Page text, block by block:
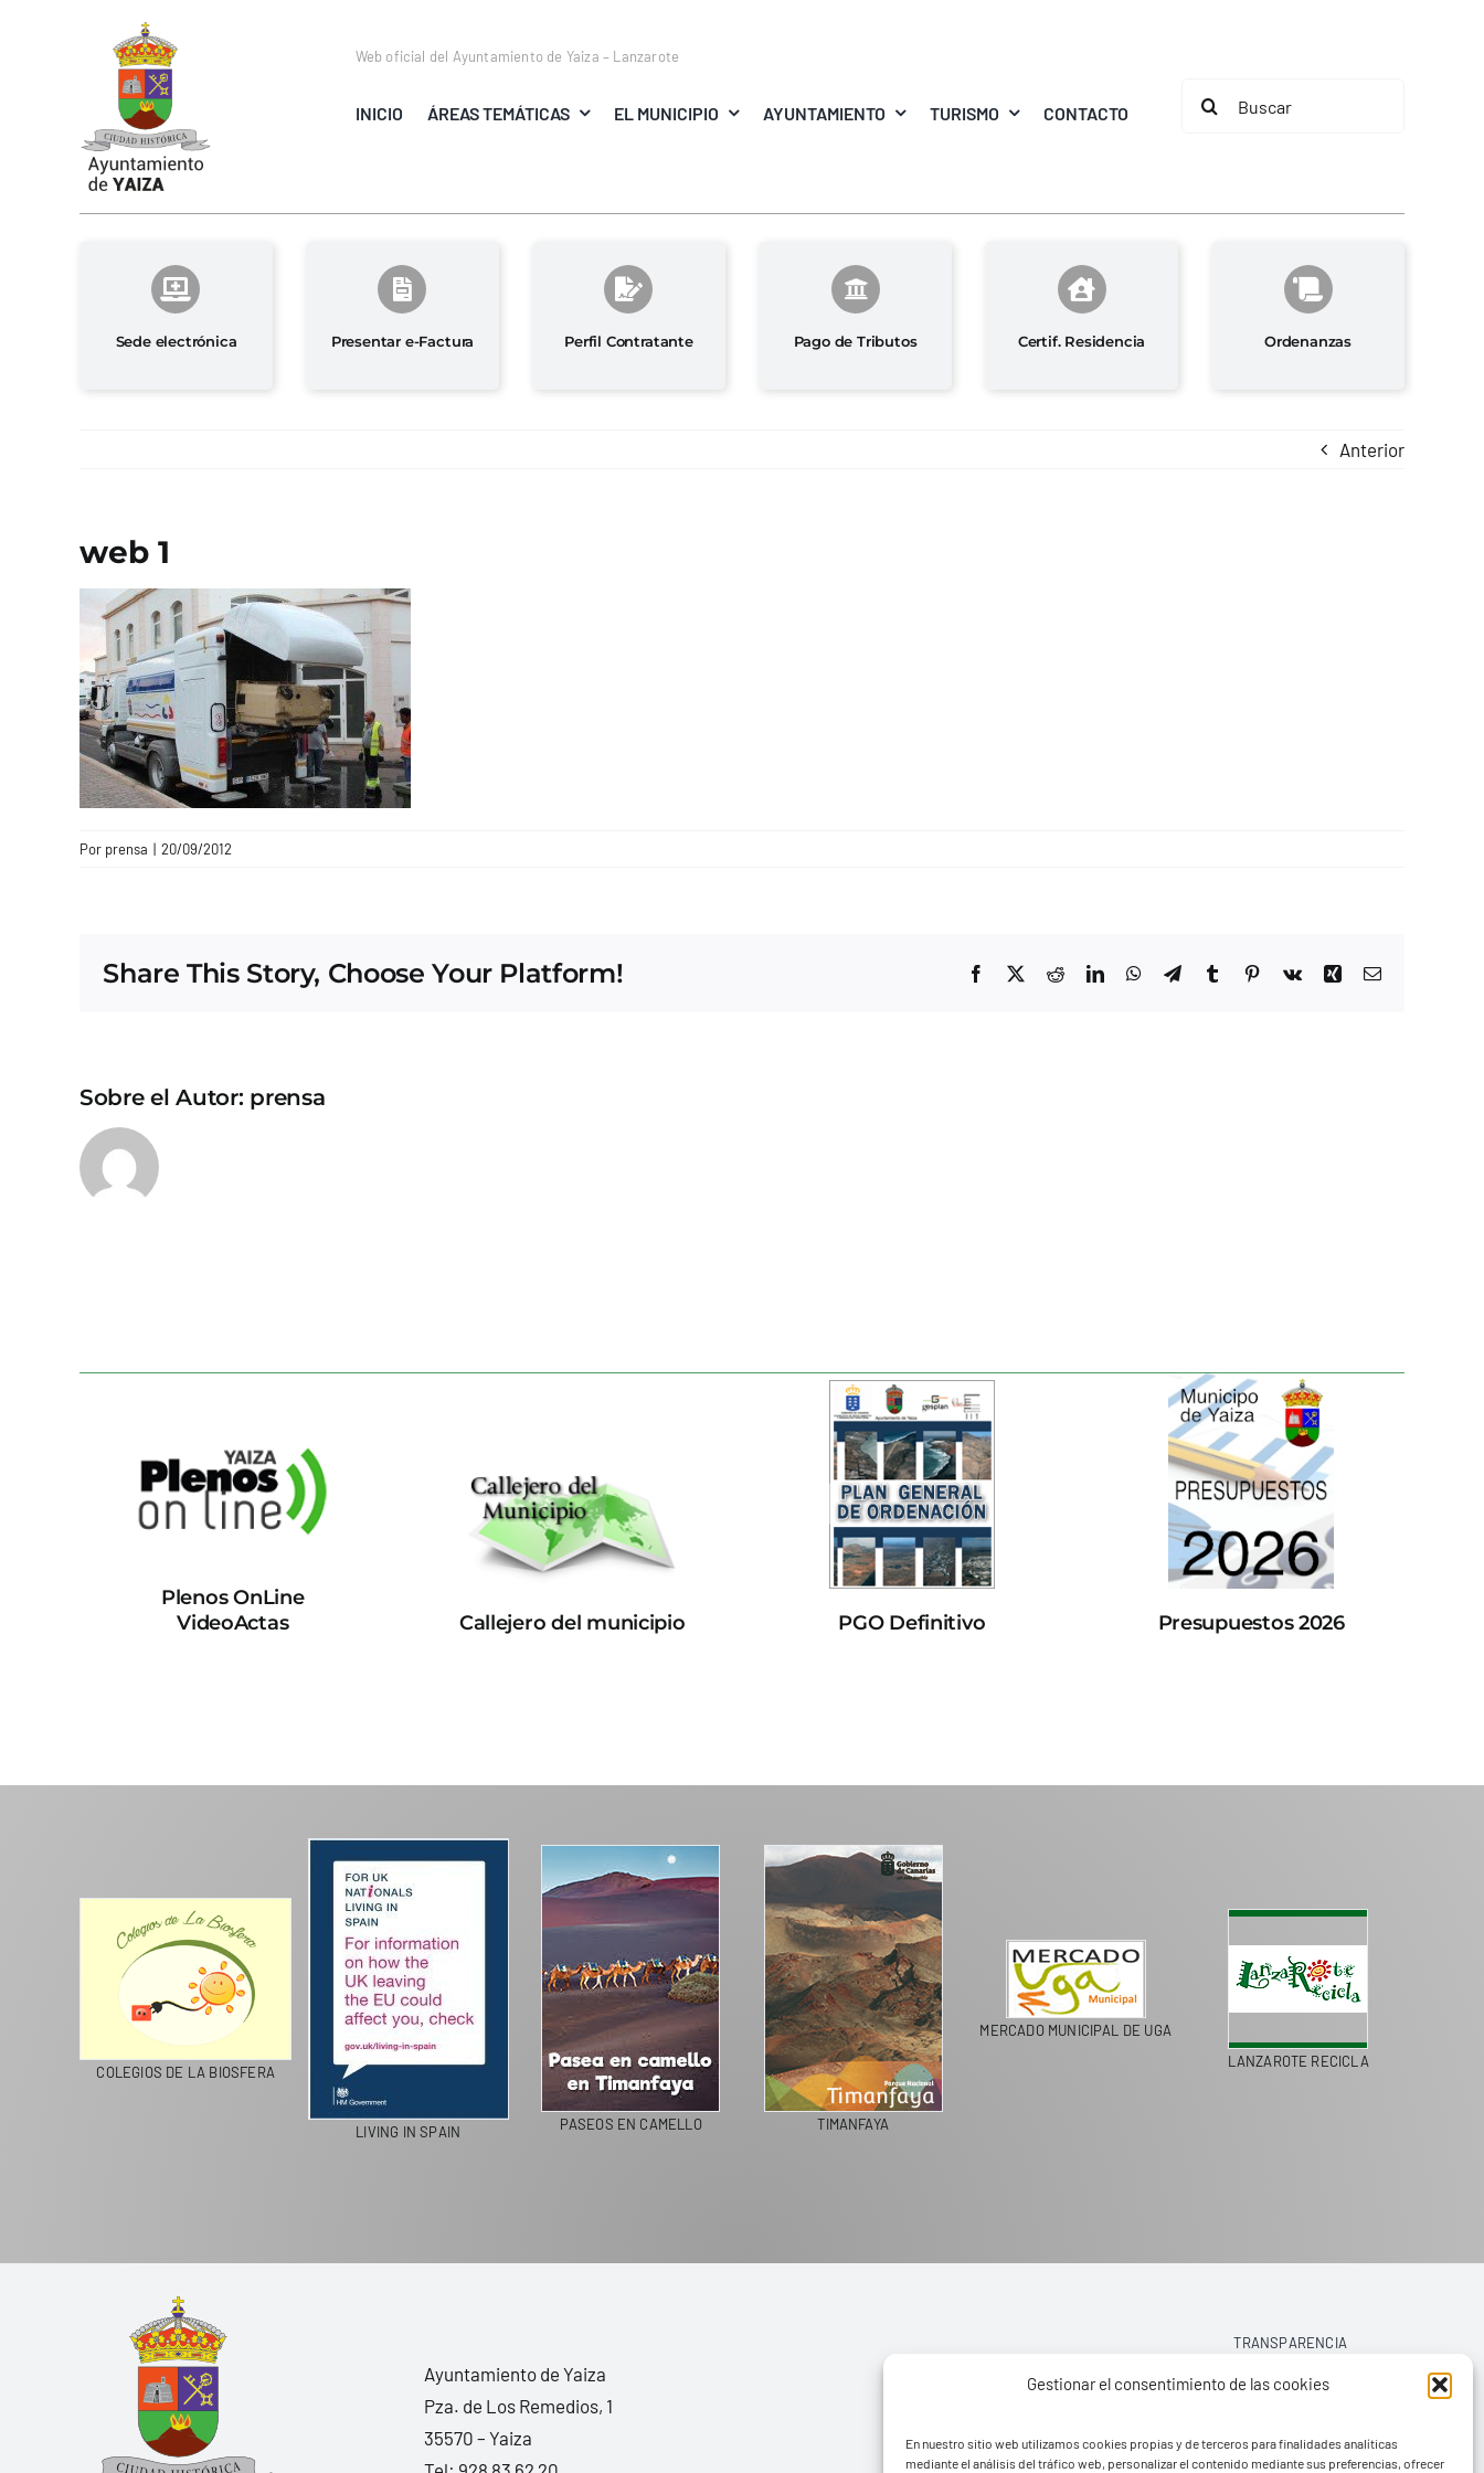
Gestionar el consentimiento de las cookies
En nuestro sitio web utilizamos cookies propias y de terceros para finalidades analíticas
mediante el análisis del tráfico web, personalizar el contenido mediante sus preferencias, ofrecer
Web oficial del Ayuntamiento de Yaiza – Lanzarote
INICIO ÁREAS TEMÁTICAS EL MUNICIPIO AYUNTAMIENTO TURISMO CONTACTO
Buscar:
Sede electrónica Presentar e-Factura Perfil Contratante Pago de Tributos Certif. Residencia Ordenanzas
Anterior
web 1
Por prensa | 20/09/2012
Share This Story, Choose Your Platform! Facebook
X RedditLinkedInWhatsApp
TelegramTumblrPinterest
Vk Xing Correo
Sobre el Autor: prensa
Plenos OnLine
VideoActas
Callejero del municipio PGO Definitivo Presupuestos 2026
RECICLA
COLEGIOS DE LA BIOSFERA
LIVING IN SPAIN PASEOS EN CAMELLO
MERCADO MUNICIPAL DE UGA
LANZAROTE RECICLA
Ayuntamiento de Yaiza
Pza. de Los Remedios, 1
35570 – Yaiza
TRANSPARENCIA
AVISO LEGAL
POLÍTICA DE PRIVACIDAD